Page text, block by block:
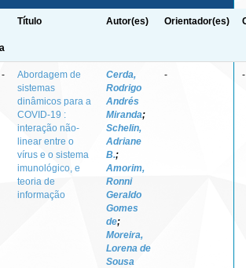
Título Autor(es) Orientador(es)
-
Abordagem de
sistemas
dinâmicos para a
COVID-19 :
interação não-
linear entre o
vírus e o sistema
imunológico, e
teoria de
informação
Cerda,
Rodrigo
Andrés
Miranda;
Schelin,
Adriane
B.;
Amorim,
Ronni
Geraldo
Gomes
de;
Moreira,
Lorena de
Sousa
- -